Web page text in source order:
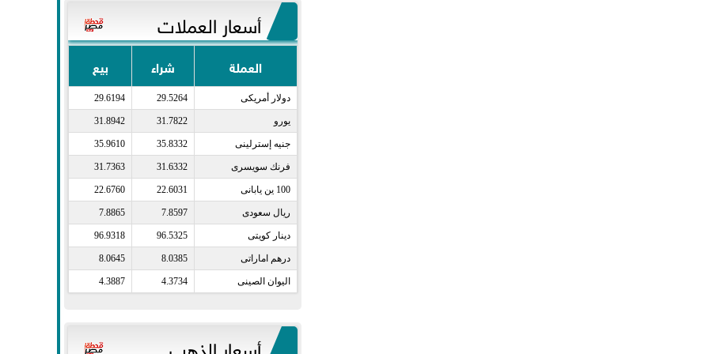
أسعار العملات
العملة شراء بيع
دولار أمريكى​ 29.5264
29.6194
يورو​ 31.7822
31.8942
جنيه إسترلينى​ 35.8332
35.9610
فرنك سويسرى​ 31.6332
31.7363
100 ين يابانى​ 22.6031
22.6760
ريال سعودى​ 7.8597
7.8865
دينار كويتى​ 96.5325
96.9318
درهم اماراتى​ 8.0385
8.0645
اليوان الصينى​ 4.3734
4.3887
أسعار الذهب